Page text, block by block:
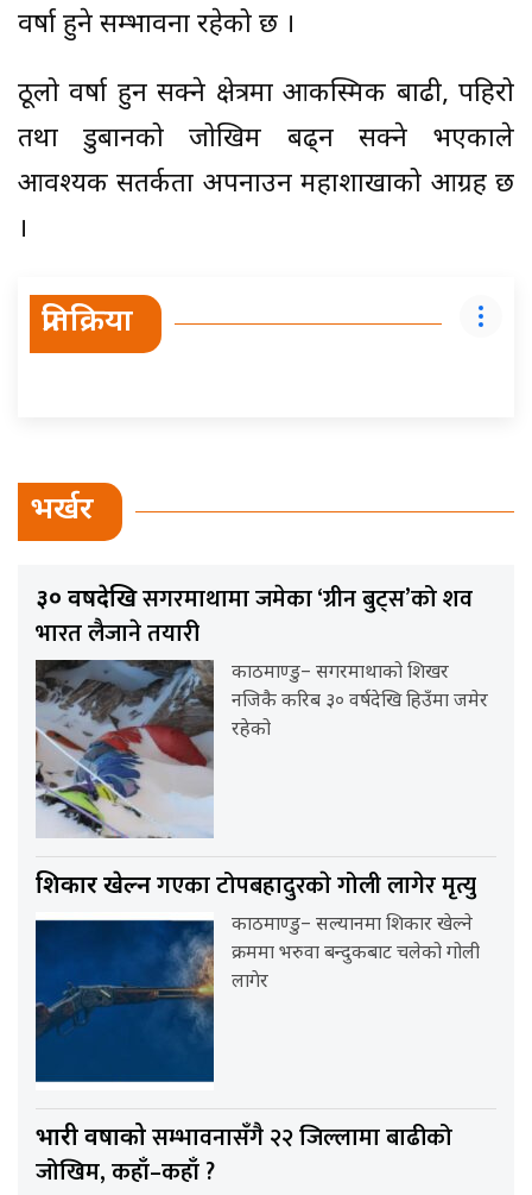
वर्षा हुने सम्भावना रहेको छ ।
ठूलो वर्षा हुन सक्ने क्षेत्रमा आकस्मिक बाढी, पहिरो
तथा डुबानको जोखिम बढ्न सक्ने भएकाले
आवश्यक सतर्कता अपनाउन महाशाखाको आग्रह छ
।
प्रतिक्रिया
भर्खर
३० वर्षदेखिसगरमाथामा जमेका ‘ग्रीन बुट्स’को शव
भारत लैजाने तयारी
काठमाण्डु– सगरमाथाको शिखर
नजिकै करिब ३० वर्षदेखि हिउँमा जमेर
रहेको
शिकार खेल्नगएका टोपबहादुरकाे गोली लागेर मृत्यु
काठमाण्डु– सल्यानमा शिकार खेल्ने
क्रममा भरुवा बन्दुकबाट चलेको गोली
लागेर
भारी वर्षाकोसम्भावनासँगै २२ जिल्लामा बाढीको
जोखिम, कहाँ–कहाँ ?